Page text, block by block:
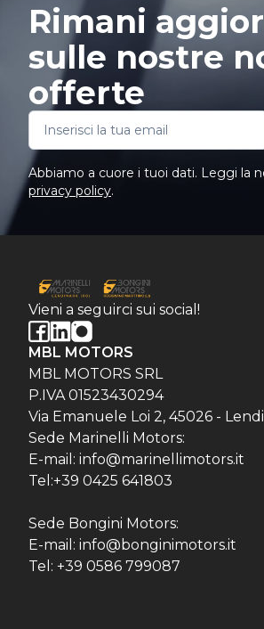
Rimani
sulle nostre
offerte
Abbiamo a cuore i tuoi dati. Leggi la
privacy policy.
Vieni a seguirci sui social!
MBL MOTORS
MBL MOTORS SRL
P.IVA 01523430294
Via Emanuele Loi 2, 45026 -
Sede Marinelli Motors:
E-mail: info@marinellimotors.it
Tel:+39 0425 641803
Sede Bongini Motors:
E-mail: info@bonginimotors.it
Tel: +39 0586 799087